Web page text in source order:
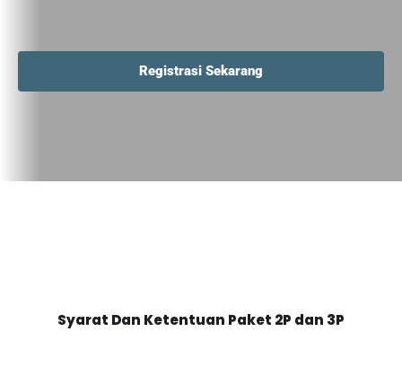
Registrasi Sekarang
Syarat Dan Ketentuan Paket 2P dan 3P